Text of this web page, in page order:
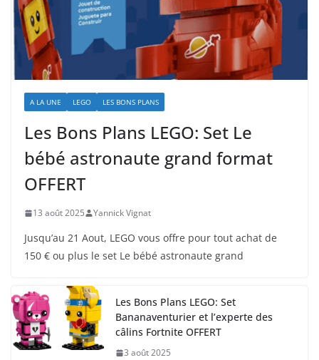
A LA UNE LEGO LES BONS PLANS
Les Bons Plans LEGO: Set Le
bébé astronaute grand format
OFFERT
13 août 2025 Yannick Vignat
Jusqu’au 21 Aout, LEGO vous offre pour tout achat de
150 € ou plus le set Le bébé astronaute grand
Les Bons Plans LEGO: Set
Bananaventurier et l’experte des
câlins Fortnite OFFERT
3 août 2025